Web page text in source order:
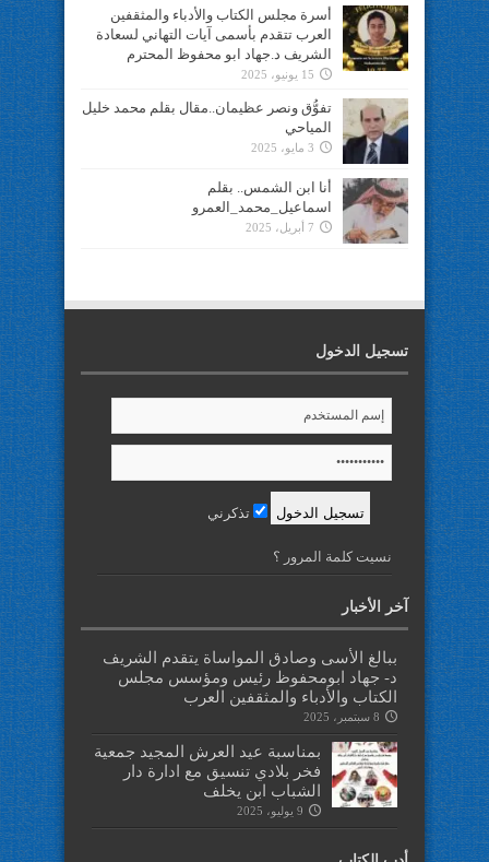
أسرة مجلس الكتاب والأدباء والمثقفين
العرب تتقدم بأسمى آيات التهاني لسعادة
الشريف د.جهاد ابو محفوظ المحترم
15 يونيو، 2025
تفوُّق ونصر عظيمان..مقال بقلم محمد خليل
المياحي
3 مايو، 2025
أنا ابن الشمس.. بقلم
اسماعيل_محمد_العمرو
7 أبريل، 2025
تسجيل الدخول
تذكرني
نسيت كلمة المرور ؟
آخر الأخبار
ببالغ الأسى وصادق المواساة يتقدم الشريف
د- جهاد ابومحفوظ رئيس ومؤسس مجلس
الكتاب والأدباء والمثقفين العرب
8 سبتمبر، 2025
بمناسبة عيد العرش المجيد جمعية
فخر بلادي تنسيق مع ادارة دار
الشباب ابن يخلف
9 يوليو، 2025